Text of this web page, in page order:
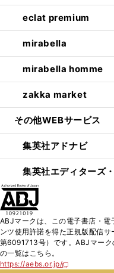
eclat premium
mirabella
mirabella homme
zakka market
その他WEBサービス
集英社アドナビ
集英社エディターズ
ABJマークは、この電子書店・電
ンツ使用許諾を得た正規版配信
第6091713号）です。ABJマー
の一覧はこちら。
https://aebs.or.jp/
新